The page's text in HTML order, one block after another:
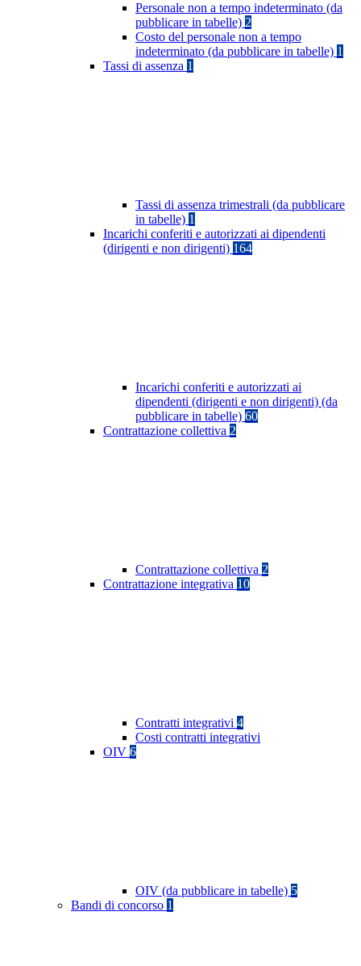
Personale non a tempo indeterminato (da
pubblicare in tabelle) 2
Costo del personale non a tempo
indeterminato (da pubblicare in tabelle) 1
Tassi di assenza 1
Tassi di assenza trimestrali (da pubblicare
in tabelle) 1
Incarichi conferiti e autorizzati ai dipendenti
(dirigenti e non dirigenti) 164
Incarichi conferiti e autorizzati ai
dipendenti (dirigenti e non dirigenti) (da
pubblicare in tabelle) 60
Contrattazione collettiva 2
Contrattazione collettiva 2
Contrattazione integrativa 10
Contratti integrativi 4
Costi contratti integrativi
OIV 6
OIV (da pubblicare in tabelle) 5
Bandi di concorso 1